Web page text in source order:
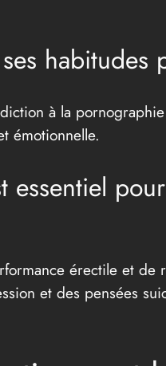
habitudes
à la
émotionnelle.
essentiel pour
érectile et de
et des pensées